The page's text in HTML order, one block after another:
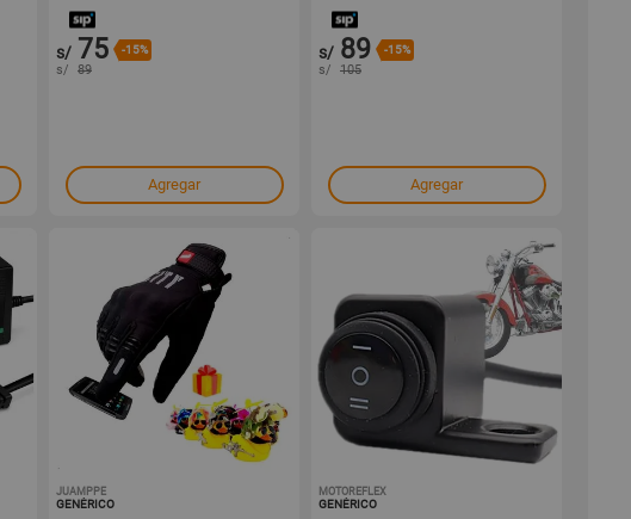
s/ 75 -15%
s/ 89
Agregar
s/ 89 -15%
s/ 105
Agregar
JUAMPPE
GENÉRICO
MOTOREFLEX
GENÉRICO